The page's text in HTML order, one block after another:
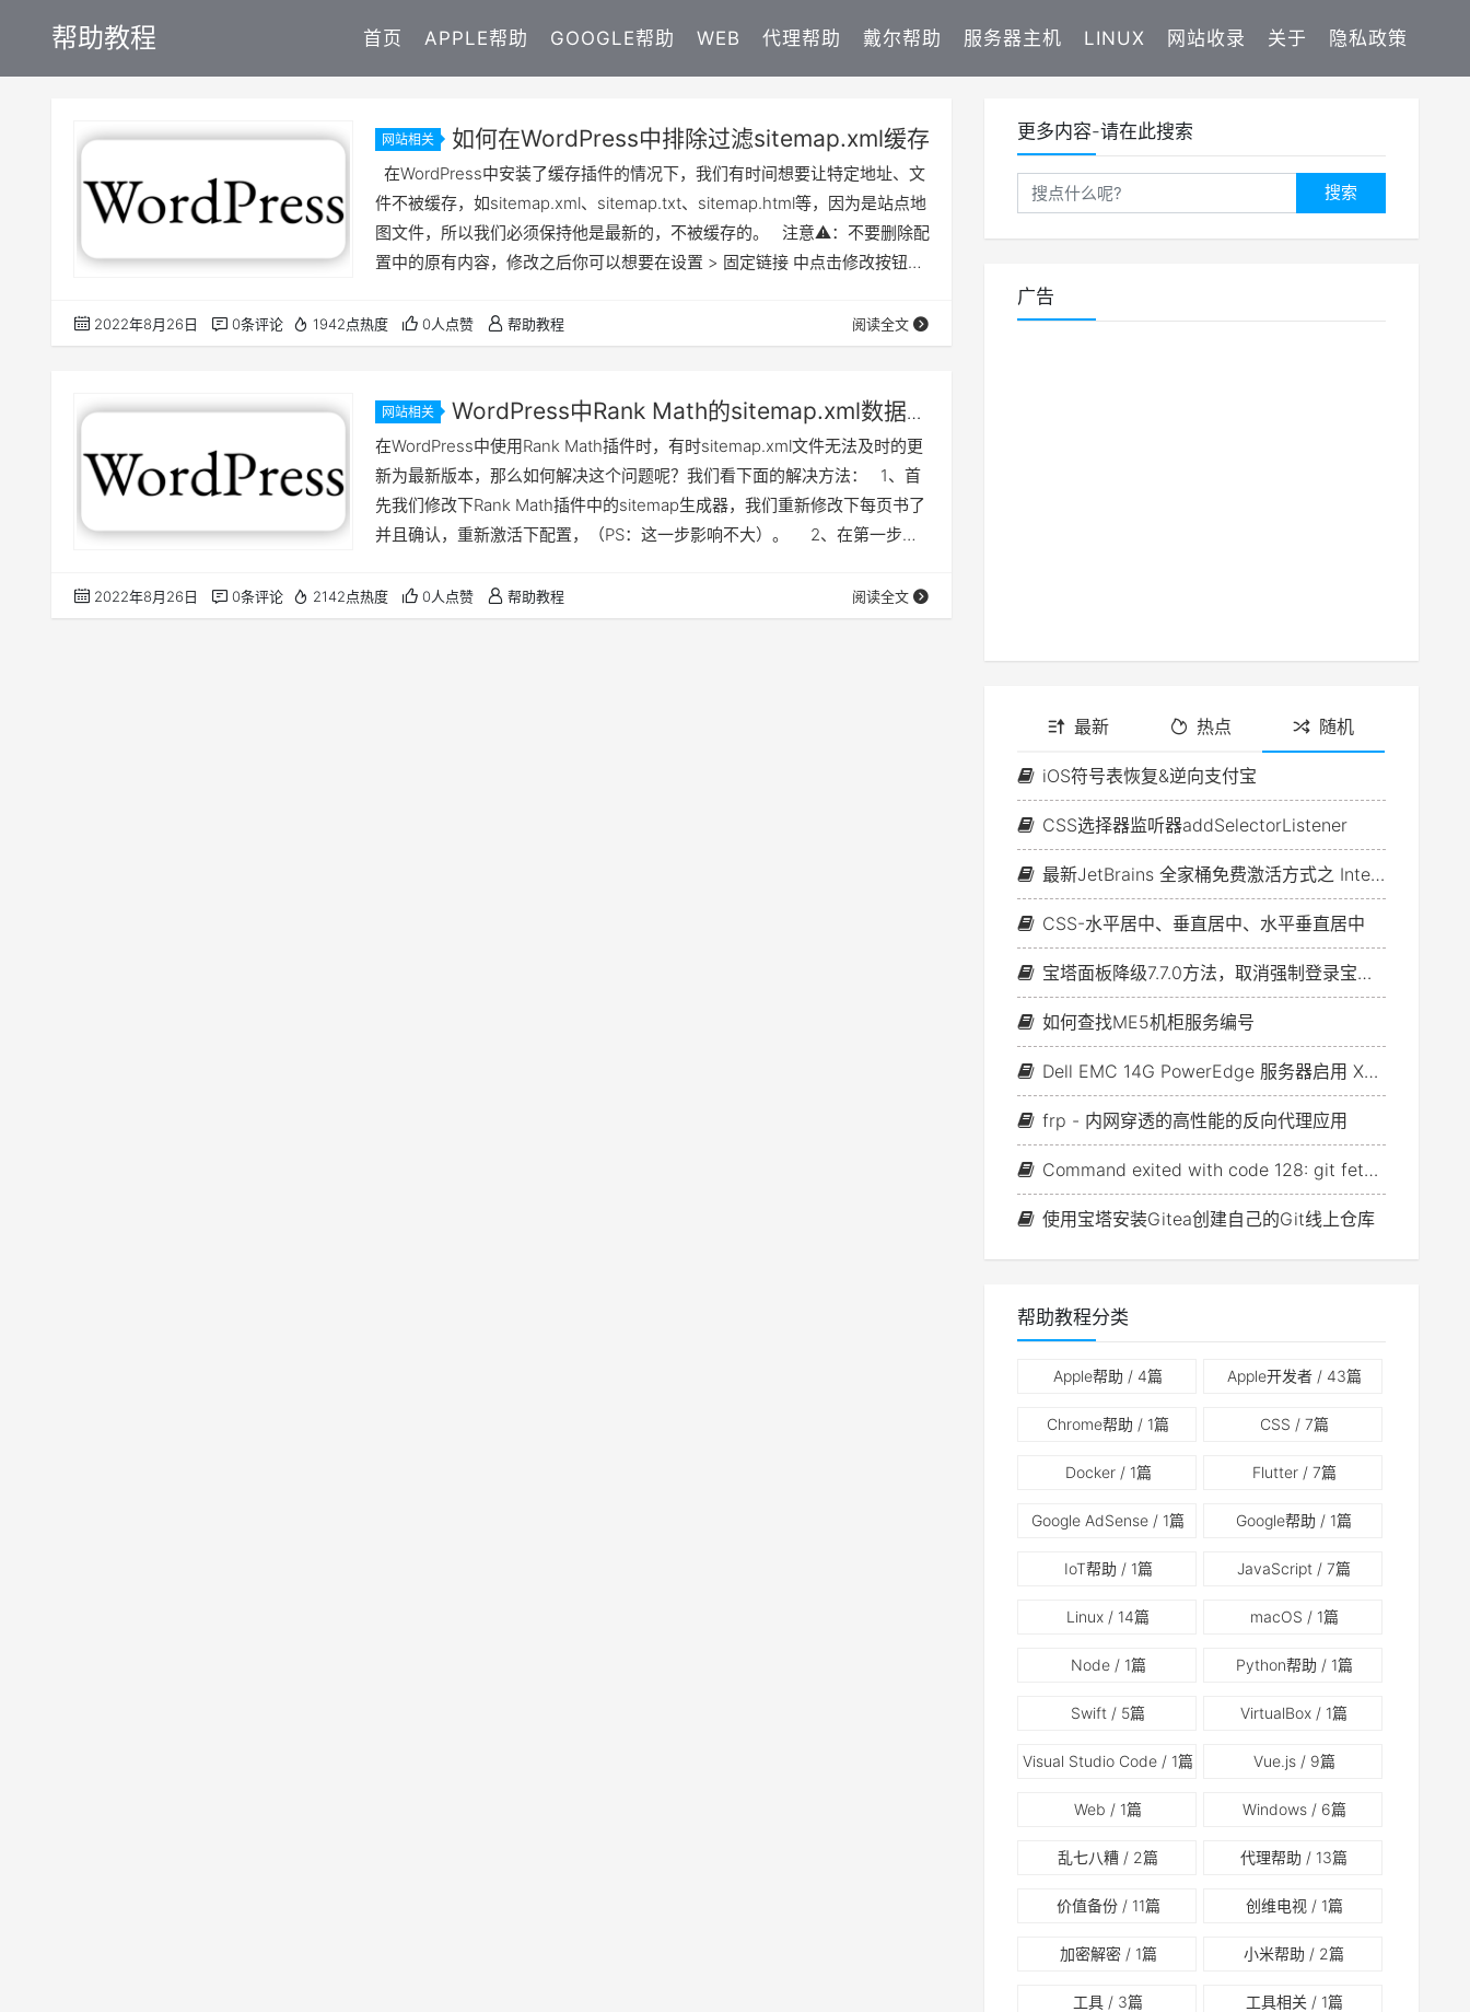
帮助教程 首页 APPLE帮助 GOOGLE帮助 WEB 代理帮助 戴尔帮助 服务器主机 LINUX 网站收录 关于 隐私政策
网站相关 如何在WordPress中排除过滤sitemap.xml缓存
在WordPress中安装了缓存插件的情况下，我们有时间想要让特定地址、文
件不被缓存，如sitemap.xml、sitemap.txt、sitemap.html等，因为是站点地
图文件，所以我们必须保持他是最新的，不被缓存的。 注意⚠️：不要删除配
置中的原有内容，修改之后你可以想要在设置 > 固定链接 中点击修改按钮，
2022年8月26日 0条评论 1942点热度 0人点赞 帮助教程 阅读全文
网站相关
WordPress中Rank Math的sitemap.xml数据无
法及时更新
在WordPress中使用Rank Math插件时，有时sitemap.xml文件无法及时的更
新为最新版本，那么如何解决这个问题呢？我们看下面的解决方法： 1、首
先我们修改下Rank Math插件中的sitemap生成器，我们重新修改下每页书了
并且确认，重新激活下配置，（PS：这一步影响不大）。 2、在第一步确
接页面，点击确认来生成的下固定链接，来重新激活固定链接的配置。 如果
上述操作还无法展示最…
2022年8月26日 0条评论 2142点热度 0人点赞 帮助教程 阅读全文
更多内容-请在此搜索
搜索
广告
最新 热点 随机
iOS符号表恢复&逆向支付宝
CSS选择器监听器addSelectorListener
最新JetBrains 全家桶免费激活方式之 IntelliJ IDEA 篇
CSS-水平居中、垂直居中、水平垂直居中
宝塔面板降级7.7.0方法，取消强制登录宝塔账号
如何查找ME5机柜服务编号
Dell EMC 14G PowerEdge 服务器启用 X2APIC 导致蓝屏问题
frp - 内网穿透的高性能的反向代理应用
Command exited with code 128: git fetch --tags
使用宝塔安装Gitea创建自己的Git线上仓库
帮助教程分类
Apple帮助 / 4篇 Apple开发者/ 43篇
Chrome帮助 / 1篇 CSS / 7篇
Docker/ 1篇 Flutter/ 7篇
Google AdSense / 1篇 Google帮助 / 1篇
IoT帮助 / 1篇 JavaScript / 7篇
Linux / 14篇 macOS / 1篇
Node/ 1篇 Python帮助 / 1篇
Swift / 5篇 VirtualBox / 1篇
Visual Studio Code / 1篇 Vue.js/ 9篇
Web / 1篇 Windows/ 6篇
乱七八糟 / 2篇 代理帮助 / 13篇
价值备份/ 11篇 创维电视 / 1篇
加密解密/ 1篇 小米帮助 / 2篇
工具 / 3篇 工具相关 / 1篇